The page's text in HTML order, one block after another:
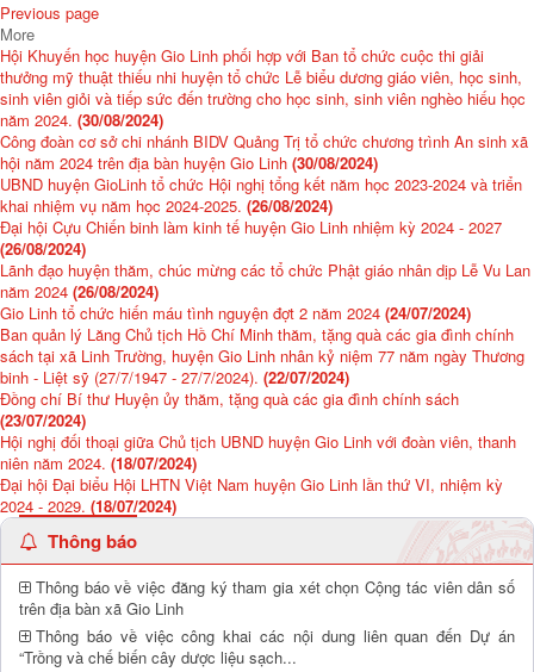
Previous page
More
Hội Khuyến học huyện Gio Linh phối hợp với Ban tổ chức cuộc thi giải
thưởng mỹ thuật thiếu nhi huyện tổ chức Lễ biểu dương giáo viên, học sinh,
sinh viên giỏi và tiếp sức đến trường cho học sinh, sinh viên nghèo hiếu học
năm 2024. (30/08/2024)
Công đoàn cơ sở chi nhánh BIDV Quảng Trị tổ chức chương trình An sinh xã
hội năm 2024 trên địa bàn huyện Gio Linh (30/08/2024)
UBND huyện GioLinh tổ chức Hội nghị tổng kết năm học 2023-2024 và triển
khai nhiệm vụ năm học 2024-2025. (26/08/2024)
Đại hội Cựu Chiến binh làm kinh tế huyện Gio Linh nhiệm kỳ 2024 - 2027
(26/08/2024)
Lãnh đạo huyện thăm, chúc mừng các tổ chức Phật giáo nhân dịp Lễ Vu Lan
năm 2024 (26/08/2024)
Gio Linh tổ chức hiến máu tình nguyện đợt 2 năm 2024 (24/07/2024)
Ban quản lý Lăng Chủ tịch Hồ Chí Minh thăm, tặng quà các gia đình chính
sách tại xã Linh Trường, huyện Gio Linh nhân kỷ niệm 77 năm ngày Thương
binh - Liệt sỹ (27/7/1947 - 27/7/2024). (22/07/2024)
Đồng chí Bí thư Huyện ủy thăm, tặng quà các gia đình chính sách
(23/07/2024)
Hội nghị đối thoại giữa Chủ tịch UBND huyện Gio Linh với đoàn viên, thanh
niên năm 2024. (18/07/2024)
Đại hội Đại biểu Hội LHTN Việt Nam huyện Gio Linh lần thứ VI, nhiệm kỳ
2024 - 2029. (18/07/2024)
Thông báo
Thông báo về việc đăng ký tham gia xét chọn Cộng tác viên dân số
trên địa bàn xã Gio Linh
Thông báo về việc công khai các nội dung liên quan đến Dự án
“Trồng và chế biến cây dược liệu sạch...